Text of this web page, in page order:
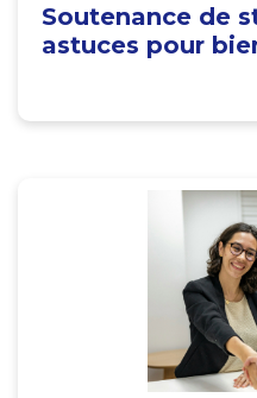
Soutenance de
astuces pour